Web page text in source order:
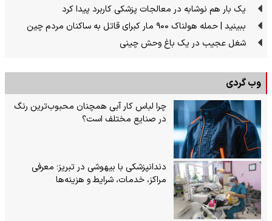
یک بار هم نوشابه در معالجات پزشکی کاربرد پیدا کرد
ببینید | حمله هولناک ۹۰۰ مار کبرای قاتل به ساکنان مردم چین
شغل عجیب در یک باغ وحش چینی
وب گردی
چرا لباس کار آبی همچنان محبوب‌ترین رنگ
در صنایع مختلف است؟
دندانپزشکی با بیهوشی در تبریز؛ معرفی
مراکز، خدمات، شرایط و هزینه‌ها